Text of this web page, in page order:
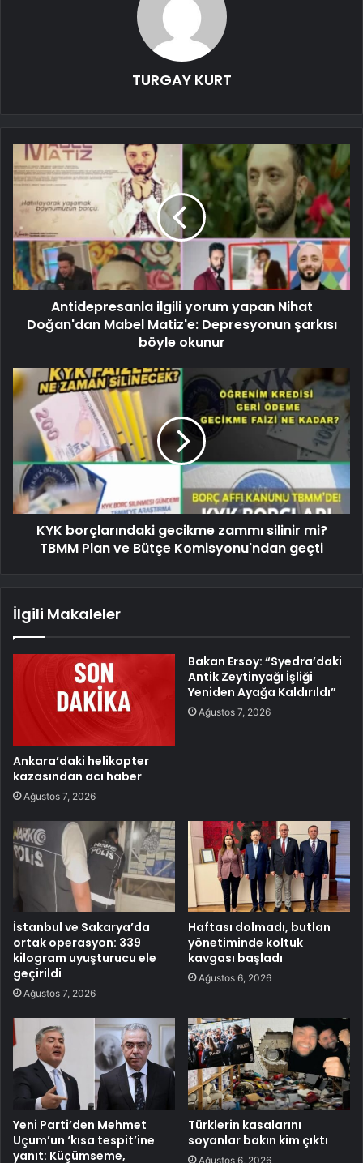
TURGAY KURT
Antidepresanla ilgili yorum yapan Nihat
Doğan'dan Mabel Matiz'e: Depresyonun şarkısı
böyle okunur
KYK borçlarındaki gecikme zammı silinir mi?
TBMM Plan ve Bütçe Komisyonu'ndan geçti
İlgili Makaleler
Ankara’daki helikopter
kazasından acı haber
Ağustos 7, 2026
Bakan Ersoy: “Syedra’daki
Antik Zeytinyağı İşliği
Yeniden Ayağa Kaldırıldı”
Ağustos 7, 2026
İstanbul ve Sakarya’da
ortak operasyon: 339
kilogram uyuşturucu ele
geçirildi
Ağustos 7, 2026
Haftası dolmadı, butlan
yönetiminde koltuk
kavgası başladı
Ağustos 6, 2026
Yeni Parti’den Mehmet
Uçum’un ‘kısa tespit’ine
yanıt: Küçümseme,
Türklerin kasalarını
soyanlar bakın kim çıktı
Ağustos 6, 2026